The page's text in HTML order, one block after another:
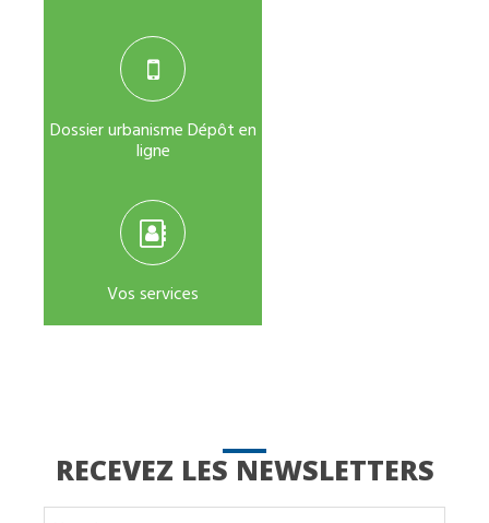
Dossier urbanisme Dépôt en
ligne
Vos services
RECEVEZ LES NEWSLETTERS